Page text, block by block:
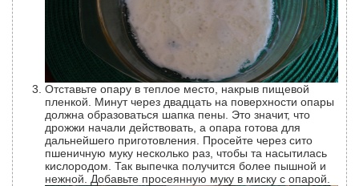
Отставьте опару в теплое место, накрыв пищевой
пленкой. Минут через двадцать на поверхности опары
должна образоваться шапка пены. Это значит, что
дрожжи начали действовать, а опара готова для
дальнейшего приготовления. Просейте через сито
пшеничную муку несколько раз, чтобы та насытилась
кислородом. Так выпечка получится более пышной и
нежной. Добавьте просеянную муку в миску с опарой.